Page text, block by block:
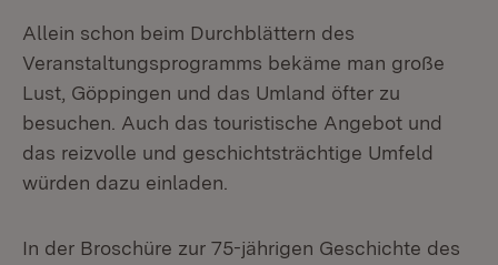
Allein schon beim Durchblättern des
Veranstaltungsprogramms bekäme man große
Lust, Göppingen und das Umland öfter zu
besuchen. Auch das touristische Angebot und
das reizvolle und geschichtsträchtige Umfeld
würden dazu einladen.
In der Broschüre zur 75-jährigen Geschichte des